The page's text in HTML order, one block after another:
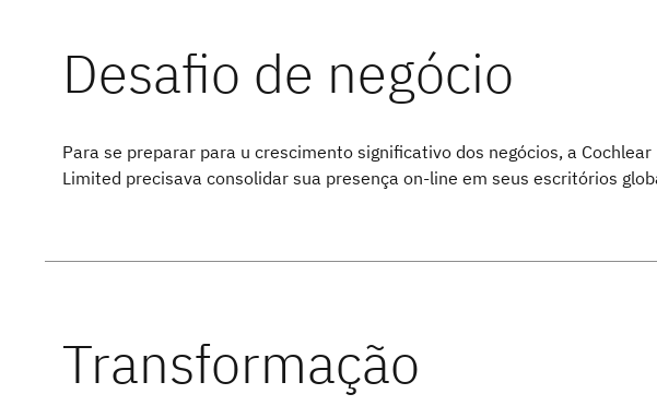
Para se preparar para u crescimento significativo dos negócios, a Cochlear
Limited precisava consolidar sua presença on-line em seus escritórios